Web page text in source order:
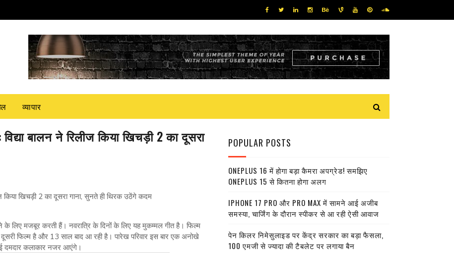
व्यापार
विद्या बालन ने रिलीज किया खिचड़ी 2 का दूसरा
खिचड़ी 2 का दूसरा गाना, सुनते ही थिरक उठेंगे कदम
लिए मजबूर करती हैं। नवरात्रि के दिनों के लिए यह मुकम्मल गीत है। फिल्म
दूसरी फिल्म है और 13 साल बाद आ रही है। पारेख परिवार इस बार एक अनोखे
दमदार कलाकार नजर आएंगे।
POPULAR POSTS
ONEPLUS 16 में होगा बड़ा कैमरा अपग्रेड! समझिए
ONEPLUS 15 से कितना होगा अलग
IPHONE 17 PRO और PRO MAX में सामने आई अजीब
समस्या, चार्जिंग के दौरान स्पीकर से आ रही ऐसी आवाज
पेन किलर निमेसुलाइड पर केंद्र सरकार का बड़ा फैसला,
100 एमजी से ज्यादा की टैबलेट पर लगाया बैन